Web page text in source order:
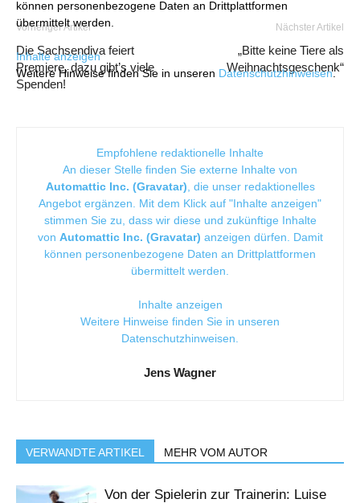
können personenbezogene Daten an Drittplattformen
übermittelt werden.
Inhalte anzeigen
Weitere Hinweise finden Sie in unseren Datenschutzhinweisen.
Vorheriger Artikel
Die Sachsendiva feiert
Premiere, dazu gibt’s viele
Spenden!
Nächster Artikel
„Bitte keine Tiere als
Weihnachtsgeschenk“
Empfohlene redaktionelle Inhalte
An dieser Stelle finden Sie externe Inhalte von
Automattic Inc. (Gravatar) , die unser redaktionelles
Angebot ergänzen. Mit dem Klick auf "Inhalte anzeigen"
stimmen Sie zu, dass wir diese und zukünftige Inhalte
von Automattic Inc. (Gravatar) anzeigen dürfen. Damit
können personenbezogene Daten an Drittplattformen
übermittelt werden.
Inhalte anzeigen
Weitere Hinweise finden Sie in unseren
Datenschutzhinweisen
Jens Wagner
VERWANDTE ARTIKEL MEHR VOM AUTOR
Von der Spielerin zur Trainerin: Luise